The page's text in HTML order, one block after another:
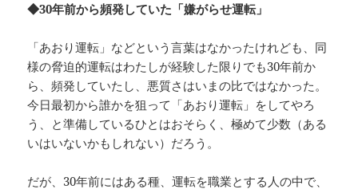
◆30年前から頻発していた「嫌がらせ運転」
「あおり運転」などという言葉はなかったけれども、同
様の脅迫的運転はわたしが経験した限りでも30年前か
ら、頻発していたし、悪質さはいまの比ではなかった。
今日最初から誰かを狙って「あおり運転」をしてやろ
う、と準備しているひとはおそらく、極めて少数（ある
いはいないかもしれない）だろう。
だが、30年前にはある種、運転を職業とする人の中で、